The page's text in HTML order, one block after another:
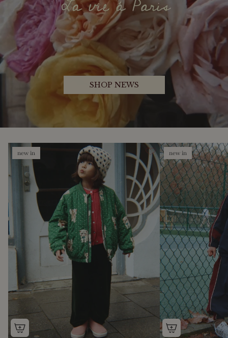
SHOP NEWS
new in new in